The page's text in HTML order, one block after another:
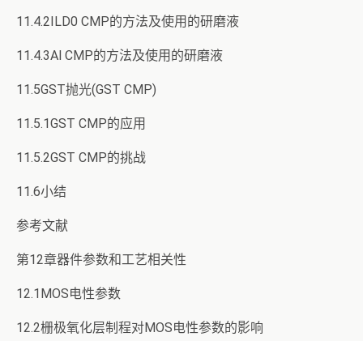
11.4.2ILD0 CMP的方法及使用的研磨液
11.4.3Al CMP的方法及使用的研磨液
11.5GST抛光(GST CMP)
11.5.1GST CMP的应用
11.5.2GST CMP的挑战
11.6小结
参考文献
第12章器件参数和工艺相关性
12.1MOS电性参数
12.2栅极氧化层制程对MOS电性参数的影响